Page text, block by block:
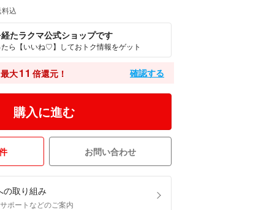
込
たラクマ公式ショップです
ら【いいね♡】しておトク情報をゲット
大11 倍還元！ 確認する
購入に進む
お問い合わせ
の取り組み
ポートなどのご案内